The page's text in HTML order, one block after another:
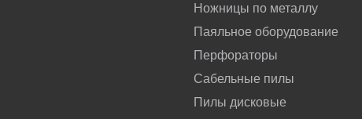
Ножницы по металлу
Паяльное оборудование
Перфораторы
Сабельные пилы
Пилы дисковые